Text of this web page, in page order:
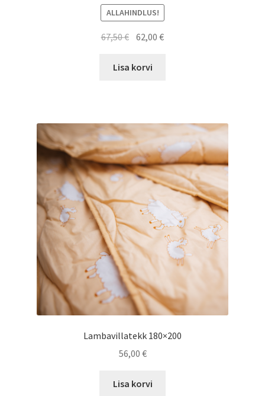
ALLAHINDLUS!
67,50€ Algne
oli:
62,00€Praegune
Lisa korvi
Lambavillatekk 180×200
56,00 €
Lisa korvi